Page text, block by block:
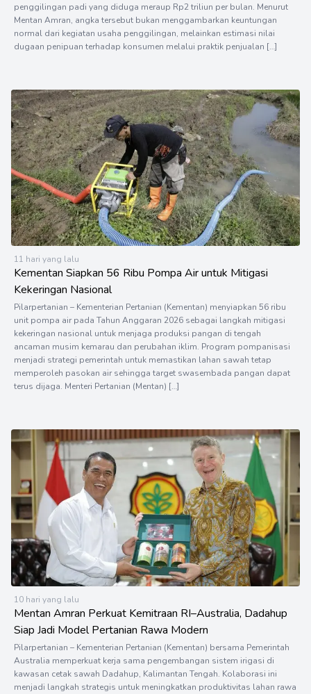
penggilingan padi yang diduga meraup Rp2 triliun per bulan. Menurut
Mentan Amran, angka tersebut bukan menggambarkan keuntungan
normal dari kegiatan usaha penggilingan, melainkan estimasi nilai
dugaan penipuan terhadap konsumen melalui praktik penjualan […]
11 hari yang lalu
Kementan Siapkan 56 Ribu Pompa Air untuk Mitigasi
Kekeringan Nasional
Pilarpertanian – Kementerian Pertanian (Kementan) menyiapkan 56 ribu
unit pompa air pada Tahun Anggaran 2026 sebagai langkah mitigasi
kekeringan nasional untuk menjaga produksi pangan di tengah
ancaman musim kemarau dan perubahan iklim. Program pompanisasi
menjadi strategi pemerintah untuk memastikan lahan sawah tetap
memperoleh pasokan air sehingga target swasembada pangan dapat
terus dijaga. Menteri Pertanian (Mentan) […]
10 hari yang lalu
Mentan Amran Perkuat Kemitraan RI–Australia, Dadahup
Siap Jadi Model Pertanian Rawa Modern
Pilarpertanian – Kementerian Pertanian (Kementan) bersama Pemerintah
Australia memperkuat kerja sama pengembangan sistem irigasi di
kawasan cetak sawah Dadahup, Kalimantan Tengah. Kolaborasi ini
menjadi langkah strategis untuk meningkatkan produktivitas lahan rawa